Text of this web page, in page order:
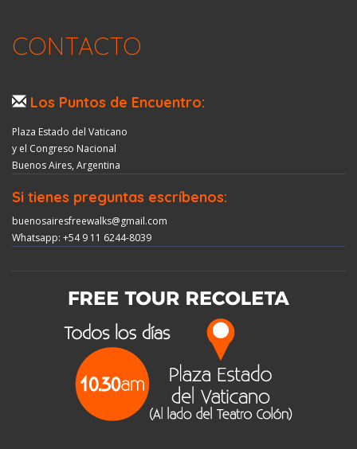
CONTACTO
Los Puntos de Encuentro:
Plaza Estado del Vaticano
y el Congreso Nacional
Buenos Aires, Argentina
Si tienes preguntas escríbenos:
buenosairesfreewalks@gmail.com
Whatsapp: +54 9 11 6244-8039